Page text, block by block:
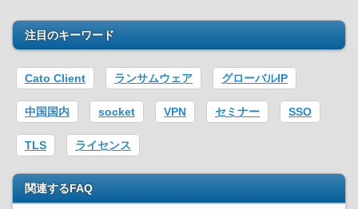
注目のキーワード
Cato Client ランサムウェア グローバルIP
中国国内 socket VPN セミナー SSO
TLS ライセンス
関連するFAQ